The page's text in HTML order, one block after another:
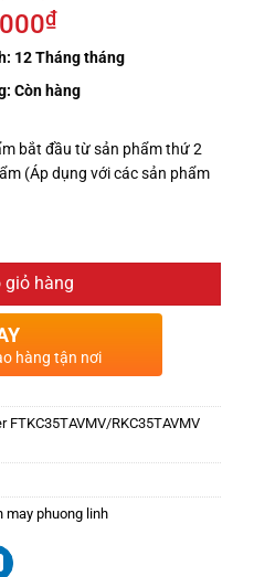
₫
12 Tháng tháng
Còn hàng
bắt đầu từ sản phẩm thứ 2
(Áp dụng với các sản phẩm
giỏ hàng
hàng tận nơi
RKC35TAVMV
may phuong linh